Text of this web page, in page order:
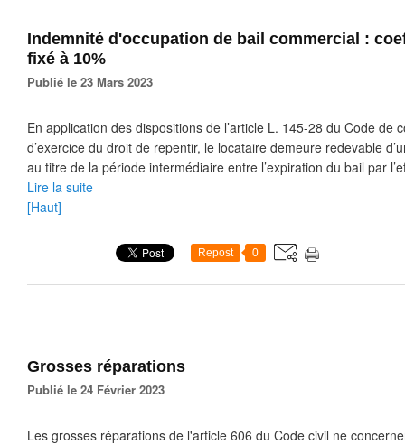
Indemnité d'occupation de bail commercial :
fixé à 10%
Publié le 23 Mars 2023
En application des dispositions de l’article L. 145-28 du Code de
d’exercice du droit de repentir, le locataire demeure redevable
au titre de la période intermédiaire entre l’expiration du bail par
Lire la suite
[Haut]
Repost 0
Grosses réparations
Publié le 24 Février 2023
Les grosses réparations de l'article 606 du Code civil ne